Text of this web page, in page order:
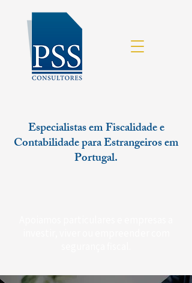
Especialistas em Fiscalidade e
Contabilidade para Estrangeiros em
Portugal.